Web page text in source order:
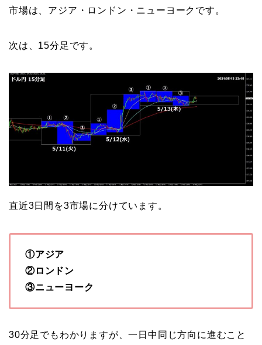
市場は、アジア・ロンドン・ニューヨークです。
次は、15分足です。
直近3日間を3市場に分けています。
①アジア
②ロンドン
③ニューヨーク
30分足でもわかりますが、一日中同じ方向に進むこと